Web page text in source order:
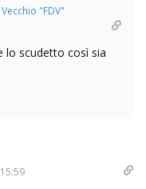
"FDV"
lo scudetto così sia